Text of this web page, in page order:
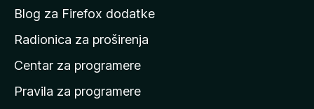
o
e
t
n
Blog za Firefox dodatke
Radionica za proširenja
Centar za programere
Pravila za programere